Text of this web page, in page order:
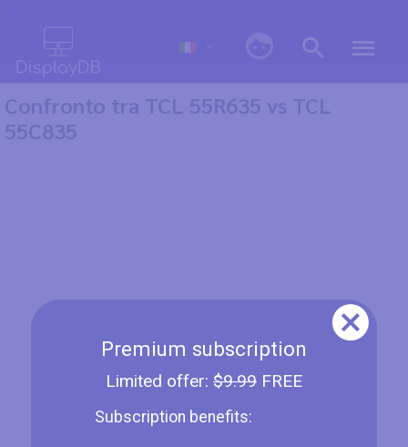
Premium subscription
Limited offer: $9.99FREE
Subscription benefits:
Confronto tra TCL 55R635 vs TCL
55C835